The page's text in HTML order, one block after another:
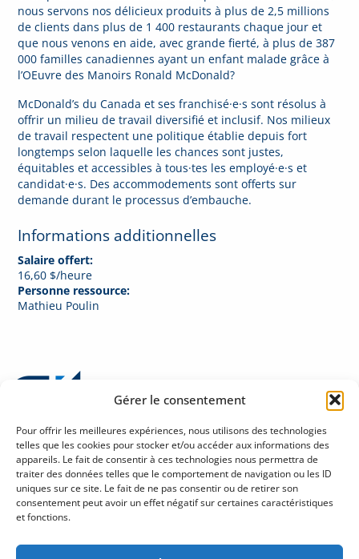
Gérer le consentement
Pour offrir les meilleures expériences, nous utilisons des technologies
telles que les cookies pour stocker et/ou accéder aux informations des
appareils. Le fait de consentir à ces technologies nous permettra de
traiter des données telles que le comportement de navigation ou les ID
uniques sur ce site. Le fait de ne pas consentir ou de retirer son
consentement peut avoir un effet négatif sur certaines caractéristiques
et fonctions.
nous servons nos délicieux produits à plus de 2,5 millions
de clients dans plus de 1 400 restaurants chaque jour et
que nous venons en aide, avec grande fierté, à plus de 387
000 familles canadiennes ayant un enfant malade grâce à
l’OEuvre des Manoirs Ronald McDonald?
McDonald’s du Canada et ses franchisé·e·s sont résolus à
offrir un milieu de travail diversifié et inclusif. Nos milieux
de travail respectent une politique établie depuis fort
longtemps selon laquelle les chances sont justes,
équitables et accessibles à tous·tes les employé·e·s et
candidat·e·s. Des accommodements sont offerts sur
demande durant le processus d’embauche.
Informations additionnelles
Salaire offert:
16,60 $/heure
Personne ressource:
Mathieu Poulin
Halles Fleur de Lys
245, rue Soumande, bureau 280